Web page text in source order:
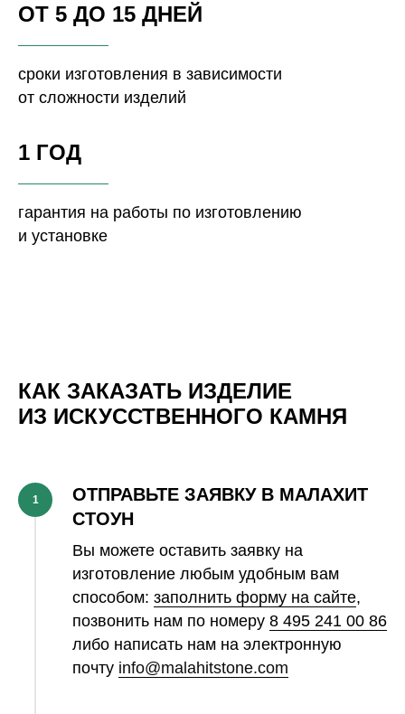
ОТ 5 ДО 15 ДНЕЙ
сроки изготовления в зависимости
от сложности изделий
1 ГОД
гарантия на работы по изготовлению
и установке
КАК ЗАКАЗАТЬ ИЗДЕЛИЕ
ИЗ ИСКУССТВЕННОГО КАМНЯ
1
ОТПРАВЬТЕ ЗАЯВКУ В МАЛАХИТ
СТОУН
Вы можете оставить заявку на
изготовление любым удобным вам
способом: заполнить форму на сайте,
позвонить нам по номеру 8 495 241 00 86
либо написать нам на электронную
почту info@malahitstone.com